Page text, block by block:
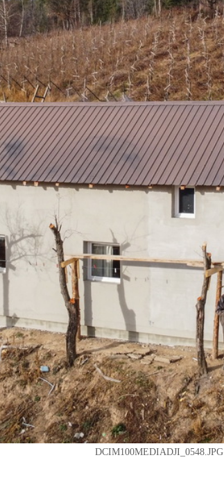
DCIM100MEDIADJI_0548.JPG